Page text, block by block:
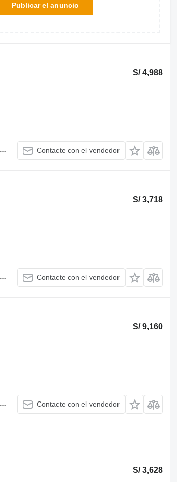
Publicar el anuncio
S/ 4,988
Contacte con el vendedor
S/ 3,718
Contacte con el vendedor
S/ 9,160
Contacte con el vendedor
S/ 3,628